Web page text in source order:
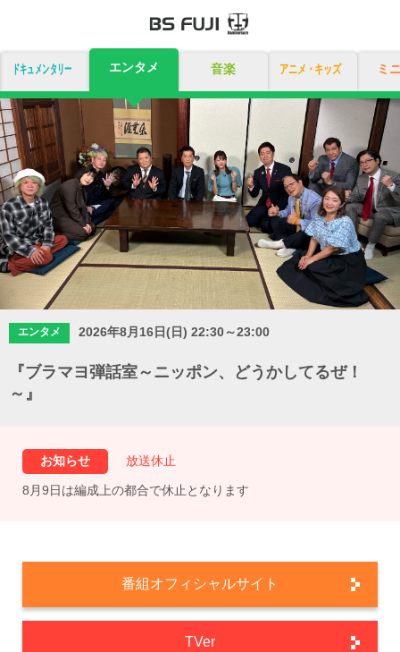
ドキュメンタリー エンタメ 音楽 アニメ・キッズ ミ
エンタメ 2026年8月16日(日) 22:30～23:00
『ブラマヨ弾話室～ニッポン、どうかしてるぜ！
～』
お知らせ 放送休止
8月9日は編成上の都合で休止となります
番組オフィシャルサイト
TVer